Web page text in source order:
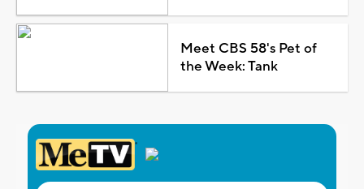
Meet CBS 58's Pet of
the Week: Tank